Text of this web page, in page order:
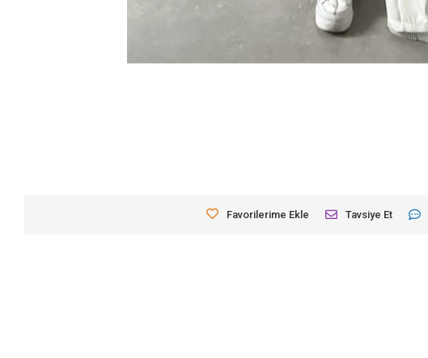
Favorilerime Ekle Tavsiye Et